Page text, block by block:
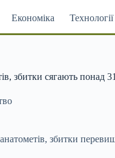
Економіка Технології
збитки сягають понад
збитки